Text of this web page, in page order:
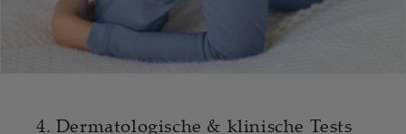
4. Dermatologische & klinische Tests